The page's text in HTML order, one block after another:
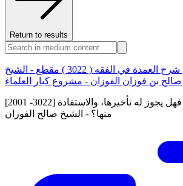
Return to results
سؤال وجواب من شرح العمدة في الفقه ( 3022 ) مقطع - الشيخ
صالح بن فوزان الفوزان - مشروع كبار العلماء
[2001 -3022] لو قال أعمرتك داري، فهل يجوز له تأخيرها، والاستفادة
منها؟ - الشيخ صالح الفوزان